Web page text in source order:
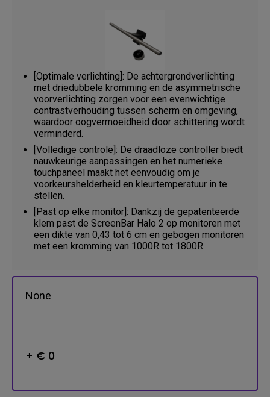
[Optimale verlichting]: De achtergrondverlichting
met driedubbele kromming en de asymmetrische
voorverlichting zorgen voor een evenwichtige
contrastverhouding tussen scherm en omgeving,
waardoor oogvermoeidheid door schittering wordt
verminderd.
[Volledige controle]: De draadloze controller biedt
nauwkeurige aanpassingen en het numerieke
touchpaneel maakt het eenvoudig om je
voorkeurshelderheid en kleurtemperatuur in te
stellen.
[Past op elke monitor]: Dankzij de gepatenteerde
klem past de ScreenBar Halo 2 op monitoren met
een dikte van 0,43 tot 6 cm en gebogen monitoren
met een kromming van 1000R tot 1800R.
None
+ € 0